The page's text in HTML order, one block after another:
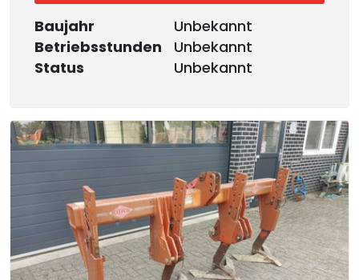
Baujahr
Unbekannt
Betriebsstunden
Unbekannt
Status
Unbekannt